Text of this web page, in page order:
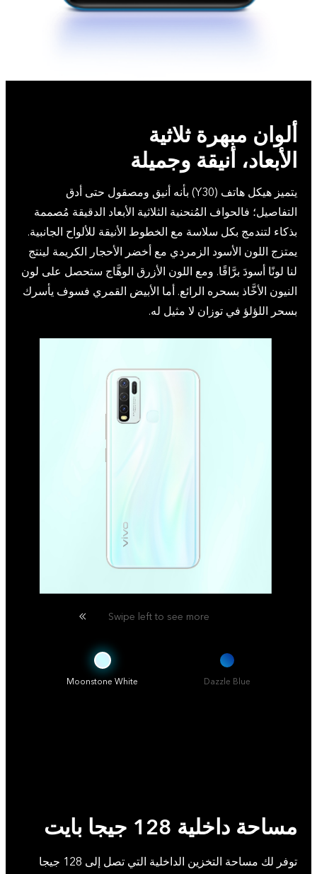
ألوان مبهرة ثلاثية
الأبعاد، أنيقة وجميلة
يتميز هيكل هاتف (Y30) بأنه أنيق ومصقول حتى أدق
التفاصيل؛ فالحواف المُنحنية الثلاثية الأبعاد الدقيقة مُصممة
بذكاء لتندمج بكل سلاسة مع الخطوط الأنيقة للألواح الجانبية.
يمتزج اللون الأسود الزمردي مع أخضر الأحجار الكريمة لينتج
لنا لونًا أسودَ برَّاقًا. ومع اللون الأزرق الوهَّاج ستحصل على لون
النيون الأخَّاذ بسحره الرائع. أما الأبيض القمري فسوف يأسرك
بسحر اللؤلؤ في توزان لا مثيل له.
Swipe left to see more
Moonstone White Dazzle Blue
مساحة داخلية 128 جيجا بايت
توفر لك مساحة التخزين الداخلية التي تصل إلى 128 جيجا